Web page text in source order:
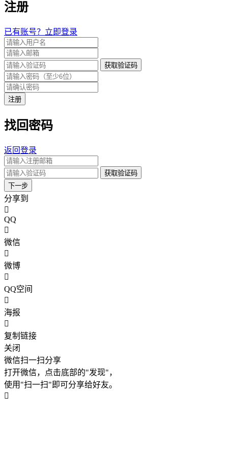
注册
已有账号？立即登录
获取验证码
注册
找回密码
返回登录
获取验证码
下一步
分享到
QQ
微信
微博
QQ空间
海报
复制链接
关闭
微信扫一扫分享
打开微信，点击底部的"发现"，
使用"扫一扫"即可分享给好友。